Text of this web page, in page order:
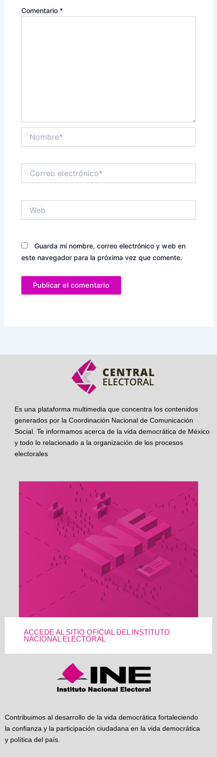
Comentario *
electrónico*
Guarda mi nombre, correo electrónico y web en
este navegador para la próxima vez que comente.
Es una plataforma multimedia que concentra los contenidos
generados por la Coordinación Nacional de Comunicación
Social. Te informamos acerca de la vida democrática de México
y todo lo relacionado a la organización de los procesos
electorales
ACCEDE AL SITIO OFICIAL DEL INSTITUTO
NACIONAL ELECTORAL
Contribuimos al desarrollo de la vida democrática fortaleciendo
la confianza y la participación ciudadana en la vida democrática
y política del país.